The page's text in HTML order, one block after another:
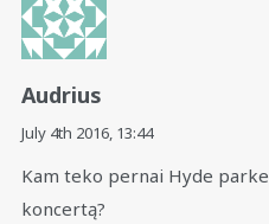
Audrius
July 4th 2016, 13:44
Kam teko pernai Hyde
koncertą?